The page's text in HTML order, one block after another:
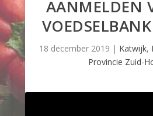
AANMELDEN
18 december 2019 | Katwijk,
Provincie Zuid-